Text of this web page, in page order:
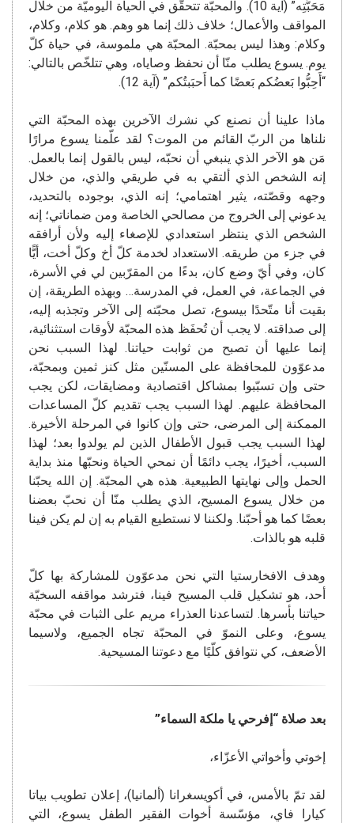
مَحَبَّتِه” (آية 10). والمحبّة تتحقّق في الحياة اليوميّة من خلال
المواقف والأعمال؛ خلاف ذلك إنما هو وهم. هو كلام، وكلام،
وكلام: وهذا ليس بمحبّة. المحبّة هي ملموسة، في حياة كلّ
يوم. يسوع يطلب منّا أن نحفظ وصاياه، وهي تتلخّص بالتالي:
“أَحِبُّوا بَعضُكم بَعضًا كما أَحبَبتُكم” (آية 12).
ماذا علينا أن نصنع كي نشرك الآخرين بهذه المحبّة التي
نلناها من الربّ القائم من الموت؟ لقد علّمنا يسوع مرارًا
مَن هو الآخر الذي ينبغي أن نحبّه، ليس بالقول إنما بالعمل.
إنه الشخص الذي ألتقي به في طريقي والذي، من خلال
وجهه وقصّته، يثير اهتمامي؛ إنه الذي، بوجوده بالتحديد،
يدعوني إلى الخروج من مصالحي الخاصة ومن ضماناتي؛ إنه
الشخص الذي ينتظر استعدادي للإصغاء إليه ولأن أرافقه
في جزء من طريقه. الاستعداد لخدمة كلّ أخ وكلّ أخت، أيًّا
كان، وفي أيّ وضع كان، بدءًا من المقرّبين لي في الأسرة،
في الجماعة، في العمل، في المدرسة… وبهذه الطريقة، إن
بقيت أنا متّحدًا بيسوع، تصل محبّته إلى الآخر وتجذبه إليه،
إلى صداقته. لا يجب أن تُحفَظ هذه المحبّة لأوقات استثنائية،
إنما عليها أن تصبح من ثوابت حياتنا. لهذا السبب نحن
مدعوّون للمحافظة على المسنّين مثل كنز ثمين وبمحبّة،
حتى وإن تسبّبوا بمشاكل اقتصادية ومضايقات، لكن يجب
المحافظة عليهم. لهذا السبب يجب تقديم كلّ المساعدات
الممكنة إلى المرضى، حتى وإن كانوا في المرحلة الأخيرة.
لهذا السبب يجب قبول الأطفال الذين لم يولدوا بعد؛ لهذا
السبب، أخيرًا، يجب دائمًا أن نمحي الحياة ونحبّها منذ بداية
الحمل وإلى نهايتها الطبيعية. هذه هي المحبّة. إن الله يحبّنا
من خلال يسوع المسيح، الذي يطلب منّا أن نحبّ بعضنا
بعضًا كما هو أحبّنا. ولكننا لا نستطيع القيام به إن لم يكن فينا
قلبه هو بالذات.
وهدف الافخارستيا التي نحن مدعوّون للمشاركة بها كلّ
أحد، هو تشكيل قلب المسيح فينا، فترشد مواقفه السخيّة
حياتنا بأسرها. لتساعدنا العذراء مريم على الثبات في محبّة
يسوع، وعلى النموّ في المحبّة تجاه الجميع، ولاسيما
الأضعف، كي نتوافق كلّيًا مع دعوتنا المسيحية.
بعد صلاة “إفرحي يا ملكة السماء”
إخوتي وأخواتي الأعزّاء،
لقد تمّ بالأمس، في أكويسغرانا (ألمانيا)، إعلان تطويب بياتا
كيارا فاي، مؤسّسة أخوات الفقير الطفل يسوع، التي